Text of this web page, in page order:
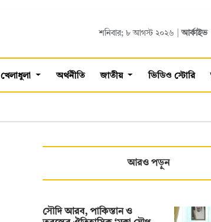
শনিবার; ৮ আগস্ট ২০২৬ |আর্কাইভ
খেলাধুলা অর্থনীতি জাতীয় ভিডিও স্টোরি
আরও পড়ুন
সৌদি আরব, পাকিস্তান ও